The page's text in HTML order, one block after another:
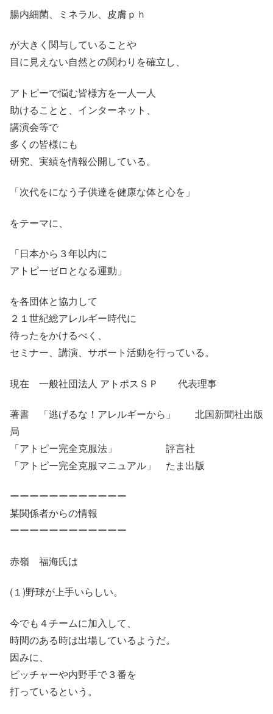
腸内細菌、ミネラル、皮膚ｐｈ
が大きく関与していることや
目に見えない自然との関わりを確立し、
アトピーで悩む皆様方を一人一人
助けることと、インターネット、
講演会等で
多くの皆様にも
研究、実績を情報公開している。
「次代をになう子供達を健康な体と心を」
をテーマに、
「日本から３年以内に
アトピーゼロとなる運動」
を各団体と協力して
２１世紀総アレルギー時代に
待ったをかけるべく、
セミナー、講演、サポート活動を行っている。
現在 一般社団法人 アトポスＳＰ 代表理事
著書 「逃げるな！アレルギーから」 北国新聞社出版
局
「アトピー完全克服法」 評言社
「アトピー完全克服マニュアル」 たま出版
ーーーーーーーーーーーー
某関係者からの情報
ーーーーーーーーーーーー
赤嶺 福海氏は
(１)野球が上手いらしい。
今でも４チームに加入して、
時間のある時は出場しているようだ。
因みに、
ピッチャーや内野手で３番を
打っているという。